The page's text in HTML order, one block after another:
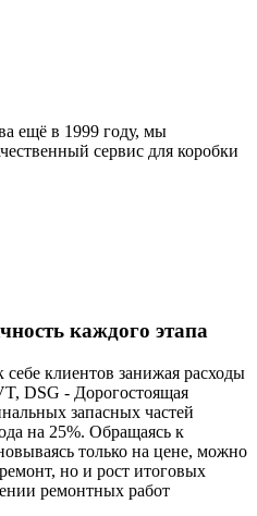
ещё в 1999 году, мы
сервис для коробки
каждого этапа
клиентов занижая расходы
DSG - Дорогостоящая
запасных частей
на 25%. Обращаясь к
только на цене, можно
но и рост итоговых
ремонтных работ